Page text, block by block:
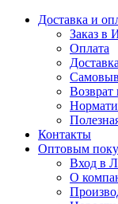
Доставка и
Заказ в
Оплата
Доставка
Возврат
Контакты
Оптовым
Вход в
О